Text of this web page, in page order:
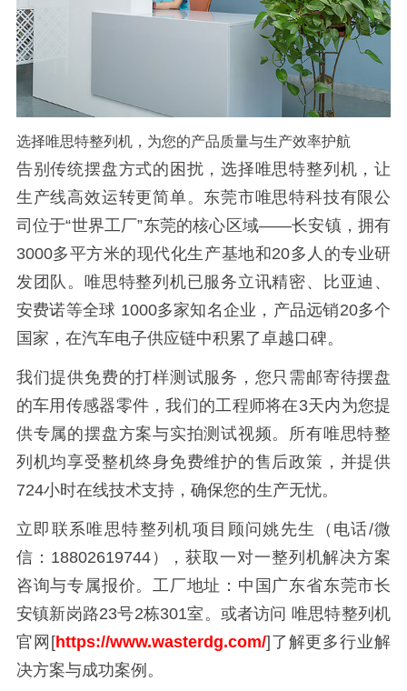
选择唯思特整列机，为您的产品质量与生产效率护航
告别传统摆盘方式的困扰，选择唯思特整列机，让
生产线高效运转更简单。东莞市唯思特科技有限公
司位于“世界工厂”东莞的核心区域——长安镇，拥有
3000多平方米的现代化生产基地和20多人的专业研
发团队。 唯思特整列机已服务立讯精密、比亚迪、
安费诺等全球 1000多家知名企业，产品远销20多个
国家，在汽车电子供应链中积累了卓越口碑。
我们提供免费的打样测试服务，您只需邮寄待摆盘
的车用传感器零件，我们的工程师将在3天内为您提
供专属的摆盘方案与实拍测试视频。所有唯思特整
列机均享受整机终身免费维护的售后政策，并提供
724小时在线技术支持，确保您的生产无忧。
立即联系唯思特整列机项目顾问姚先生（电话/微
信： 18802619744），获取一对一整列机解决方案
咨询与专属报价。工厂地址：中国广东省东莞市长
安镇新岗路23号2栋301室。或者访问 唯思特整列机
官网 [https://www.wasterdg.com/]了解更多行业解
决方案与成功案例。